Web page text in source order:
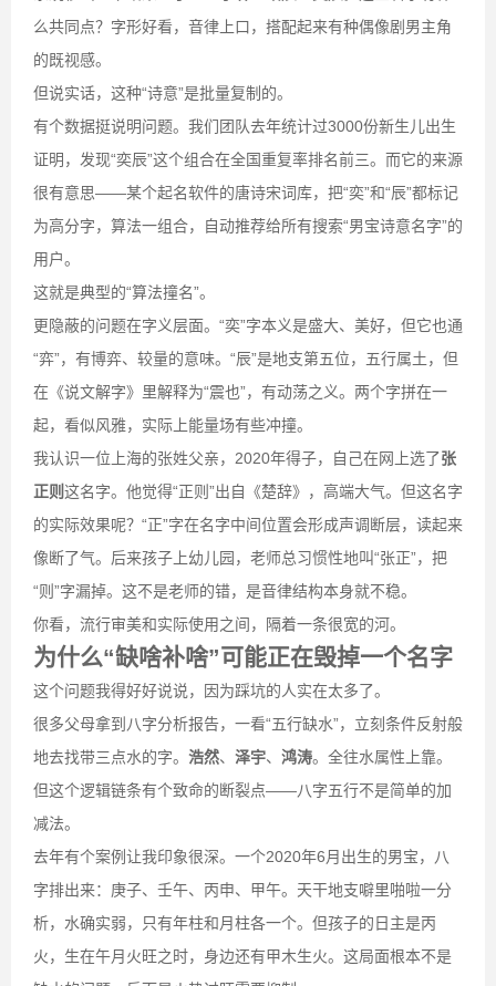
么共同点？字形好看，音律上口，搭配起来有种偶像剧男主角
的既视感。
但说实话，这种“诗意”是批量复制的。
有个数据挺说明问题。我们团队去年统计过3000份新生儿出生
证明，发现“奕辰”这个组合在全国重复率排名前三。而它的来源
很有意思——某个起名软件的唐诗宋词库，把“奕”和“辰”都标记
为高分字，算法一组合，自动推荐给所有搜索“男宝诗意名字”的
用户。
这就是典型的“算法撞名”。
更隐蔽的问题在字义层面。“奕”字本义是盛大、美好，但它也通
“弈”，有博弈、较量的意味。“辰”是地支第五位，五行属土，但
在《说文解字》里解释为“震也”，有动荡之义。两个字拼在一
起，看似风雅，实际上能量场有些冲撞。
我认识一位上海的张姓父亲，2020年得子，自己在网上选了张
正则这名字。他觉得“正则”出自《楚辞》，高端大气。但这名字
的实际效果呢？“正”字在名字中间位置会形成声调断层，读起来
像断了气。后来孩子上幼儿园，老师总习惯性地叫“张正”，把
“则”字漏掉。这不是老师的错，是音律结构本身就不稳。
你看，流行审美和实际使用之间，隔着一条很宽的河。
为什么“缺啥补啥”可能正在毁掉一个名字
这个问题我得好好说说，因为踩坑的人实在太多了。
很多父母拿到八字分析报告，一看“五行缺水”，立刻条件反射般
地去找带三点水的字。 浩然、 泽宇、 鸿涛。全往水属性上靠。
但这个逻辑链条有个致命的断裂点——八字五行不是简单的加
减法。
去年有个案例让我印象很深。一个2020年6月出生的男宝，八
字排出来：庚子、壬午、丙申、甲午。天干地支噼里啪啦一分
析，水确实弱，只有年柱和月柱各一个。但孩子的日主是丙
火，生在午月火旺之时，身边还有甲木生火。这局面根本不是